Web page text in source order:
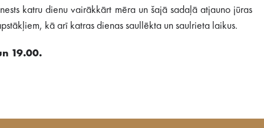
katru dienu vairākkārt mēra un šajā sadaļā atjauno jūras
kā arī katras dienas saullēkta un saulrieta laikus.
19.00.